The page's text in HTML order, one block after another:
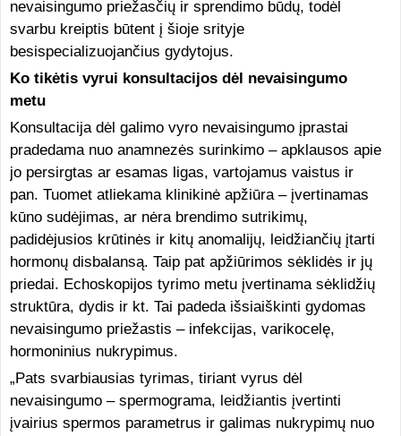
nevaisingumo priežasčių ir sprendimo būdų, todėl
svarbu kreiptis būtent į šioje srityje
besispecializuojančius gydytojus.
Ko tikėtis vyrui konsultacijos dėl nevaisingumo
metu
Konsultacija dėl galimo vyro nevaisingumo įprastai
pradedama nuo anamnezės surinkimo – apklausos apie
jo persirgtas ar esamas ligas, vartojamus vaistus ir
pan. Tuomet atliekama klinikinė apžiūra – įvertinamas
kūno sudėjimas, ar nėra brendimo sutrikimų,
padidėjusios krūtinės ir kitų anomalijų, leidžiančių įtarti
hormonų disbalansą. Taip pat apžiūrimos sėklidės ir jų
priedai. Echoskopijos tyrimo metu įvertinama sėklidžių
struktūra, dydis ir kt. Tai padeda išsiaiškinti gydomas
nevaisingumo priežastis – infekcijas, varikocelę,
hormoninius nukrypimus.
„Pats svarbiausias tyrimas, tiriant vyrus dėl
nevaisingumo – spermograma, leidžiantis įvertinti
įvairius spermos parametrus ir galimas nukrypimų nuo